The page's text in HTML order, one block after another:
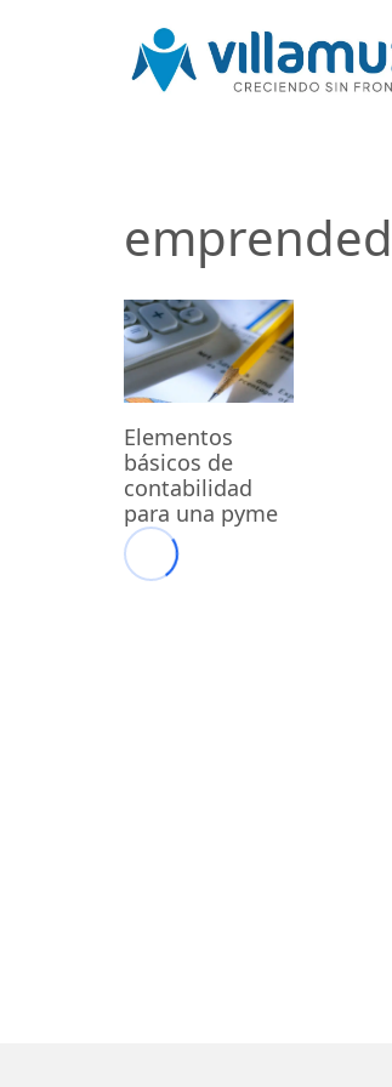
Elementos
básicos de
contabilidad
para una pyme